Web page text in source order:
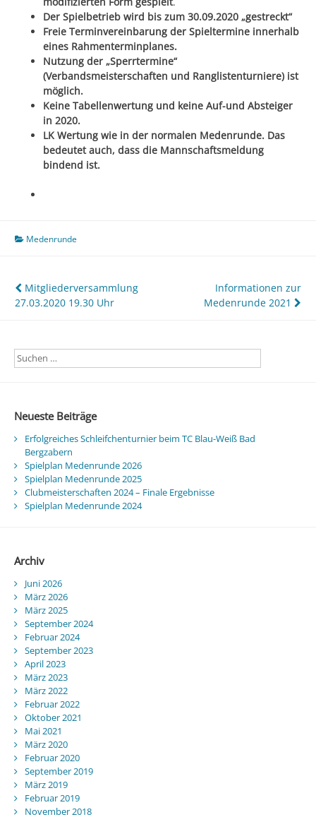
Der Spielbetrieb wird bis zum 30.09.2020 „gestreckt“
Freie Terminvereinbarung der Spieltermine innerhalb
eines Rahmenterminplanes.
Nutzung der „Sperrtermine“
(Verbandsmeisterschaften und Ranglistenturniere) ist
möglich.
Keine Tabellenwertung und keine Auf-und Absteiger
in 2020.
LK Wertung wie in der normalen Medenrunde. Das
bedeutet auch, dass die Mannschaftsmeldung
bindend ist.
Medenrunde
Beitragsnavigation
Mitgliederversammlung
27.03.2020 19.30 Uhr
Informationen zur
Medenrunde 2021
Neueste Beiträge
Erfolgreiches Schleifchenturnier beim TC Blau-Weiß Bad
Bergzabern
Spielplan Medenrunde 2026
Spielplan Medenrunde 2025
Clubmeisterschaften 2024 – Finale Ergebnisse
Spielplan Medenrunde 2024
Archiv
Juni 2026
März 2026
März 2025
September 2024
Februar 2024
September 2023
April 2023
März 2023
März 2022
Februar 2022
Oktober 2021
Mai 2021
März 2020
Februar 2020
September 2019
März 2019
Februar 2019
November 2018